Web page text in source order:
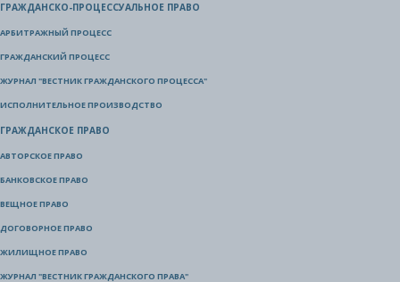
ГРАЖДАНСКО-ПРОЦЕССУАЛЬНОЕ ПРАВО
АРБИТРАЖНЫЙ ПРОЦЕСС
ГРАЖДАНСКИЙ ПРОЦЕСС
ЖУРНАЛ "ВЕСТНИК ГРАЖДАНСКОГО ПРОЦЕССА"
ИСПОЛНИТЕЛЬНОЕ ПРОИЗВОДСТВО
ГРАЖДАНСКОЕ ПРАВО
АВТОРСКОЕ ПРАВО
БАНКОВСКОЕ ПРАВО
ВЕЩНОЕ ПРАВО
ДОГОВОРНОЕ ПРАВО
ЖИЛИЩНОЕ ПРАВО
ЖУРНАЛ "ВЕСТНИК ГРАЖДАНСКОГО ПРАВА"